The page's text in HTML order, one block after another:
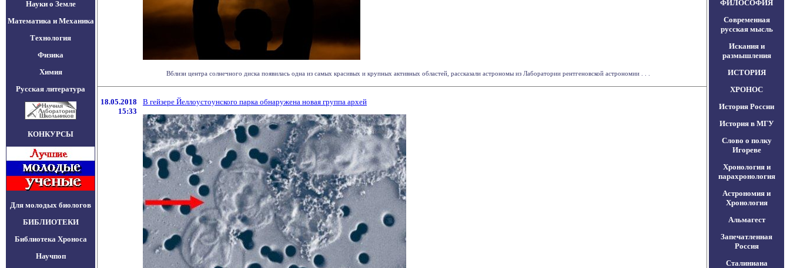
Науки о Земле
Математика и Механика
Технология
Физика
Химия
Русская литература
КОНКУРСЫ
Для молодых биологов
БИБЛИОТЕКИ
Библиотека Хроноса
Научпоп
Вблизи центра солнечного диска появилась одна из самых красивых и крупных активных областей, рассказали астрономы из Лаборатории рентгеновской астрономии . . .
18.05.2018
15:33
В гейзере Йеллоустоунского парка обнаружена новая группа архей
ФИЛОСОФИЯ
Современная
русская мысль
Искания и
размышления
ИСТОРИЯ
ХРОНОС
История России
История в МГУ
Слово о полку
Игореве
Хронология и
парахронология
Астрономия и
Хронология
Альмагест
Запечатленная
Россия
Сталиниана